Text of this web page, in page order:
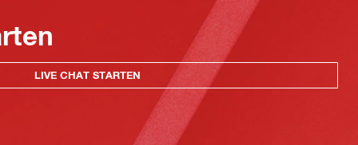
LIVE CHAT STARTEN